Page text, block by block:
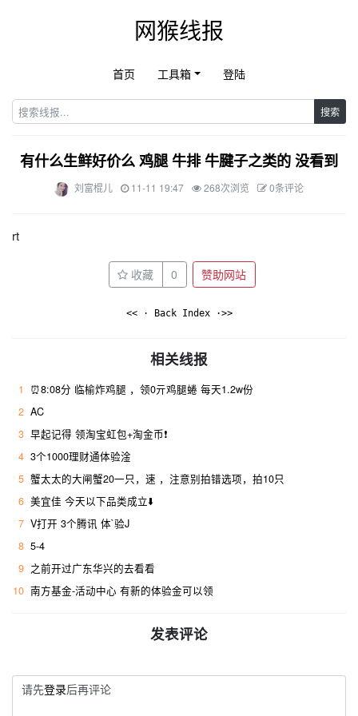
网猴线报
首页 工具箱 登陆
搜索
有什么生鲜好价么 鸡腿 牛排 牛腱子之类的 没看到
刘富棍儿 11-11 19:47 268次浏览 0条评论
rt
收藏 0 赞助网站
<< · Back Index ·>>
相关线报
1
⏰8:08分 临榆炸鸡腿 ，领0亓鸡腿蜷 每天1.2w份
2 AC
3 早起记得 领淘宝虹包+淘金币❗
4 3个1000理财通体验淦
5 蟹太太的大闸蟹20一只，速 ，注意别拍错选项，拍10只
6 美宜佳 今天以下品类成立⬇️
7 V打开 3个腾讯 体`验J
8 5-4
9 之前开过广东华兴的去看看
10 南方基金-活动中心 有新的体验金可以领
发表评论
请先登录后再评论